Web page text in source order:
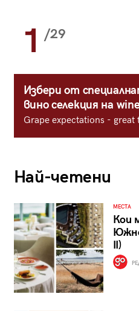
1 /29
Избери от
вино селекция на
Grape expectations - great
Най-четени
МЕСТА
Кои
II)